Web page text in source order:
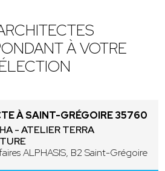
À VOTRE
À SAINT-GRÉGOIRE 35760
- ATELIER TERRA
ALPHASIS, B2 Saint-Grégoire